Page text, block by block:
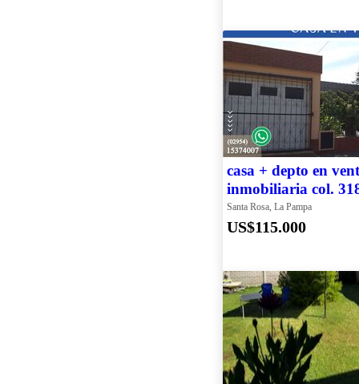
casa + depto en
inmobiliaria col.
Santa Rosa, La Pampa
US$115.000